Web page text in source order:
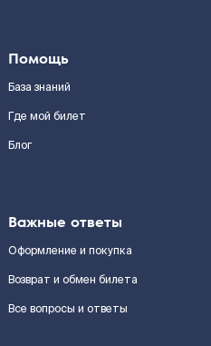
Помощь
База знаний
Где мой билет
Блог
Важные ответы
Оформление и покупка
Возврат и обмен билета
Все вопросы и ответы